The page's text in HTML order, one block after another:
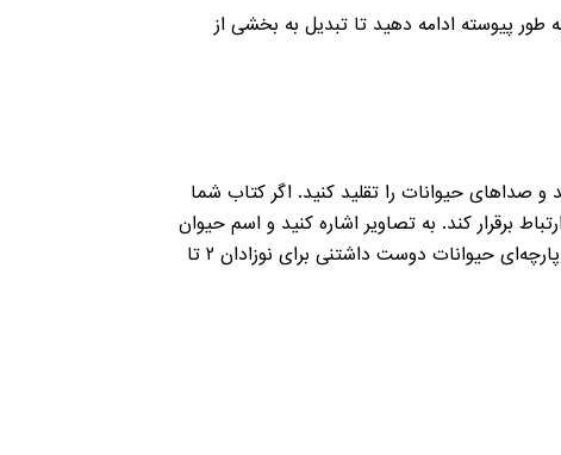
طور پیوسته ادامه دهید تا تبدیل به بخشی از
و صداهای حیوانات را تقلید کنید. اگر کتاب شما
برقرار کند. به تصاویر اشاره کنید و اسم حیوان
(مثلا گربه) و نوزاد آن (بچه گربه) را بگویید. صدای آن‌ها را تقلید کنید و یک داستان ساده در موردشان بسازید. کتاب پارچه‌ای حیوانات دوست داشتنی برای نوزادان ۲ تا